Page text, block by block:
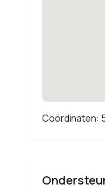
Coördinaten: